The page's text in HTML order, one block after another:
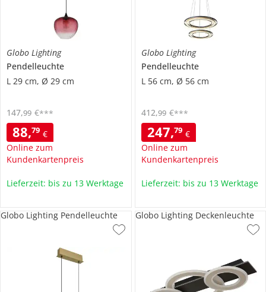
Globo Lighting
Pendelleuchte
L 29 cm, Ø 29 cm
88,79 €
Online zum
Kundenkartenpreis
147,99 €***
Lieferzeit: bis zu 13 Werktage
Globo Lighting
Pendelleuchte
L 56 cm, Ø 56 cm
247,79 €
Online zum
Kundenkartenpreis
412,99 €***
Lieferzeit: bis zu 13 Werktage
Globo Lighting Pendelleuchte Globo Lighting Deckenleuchte